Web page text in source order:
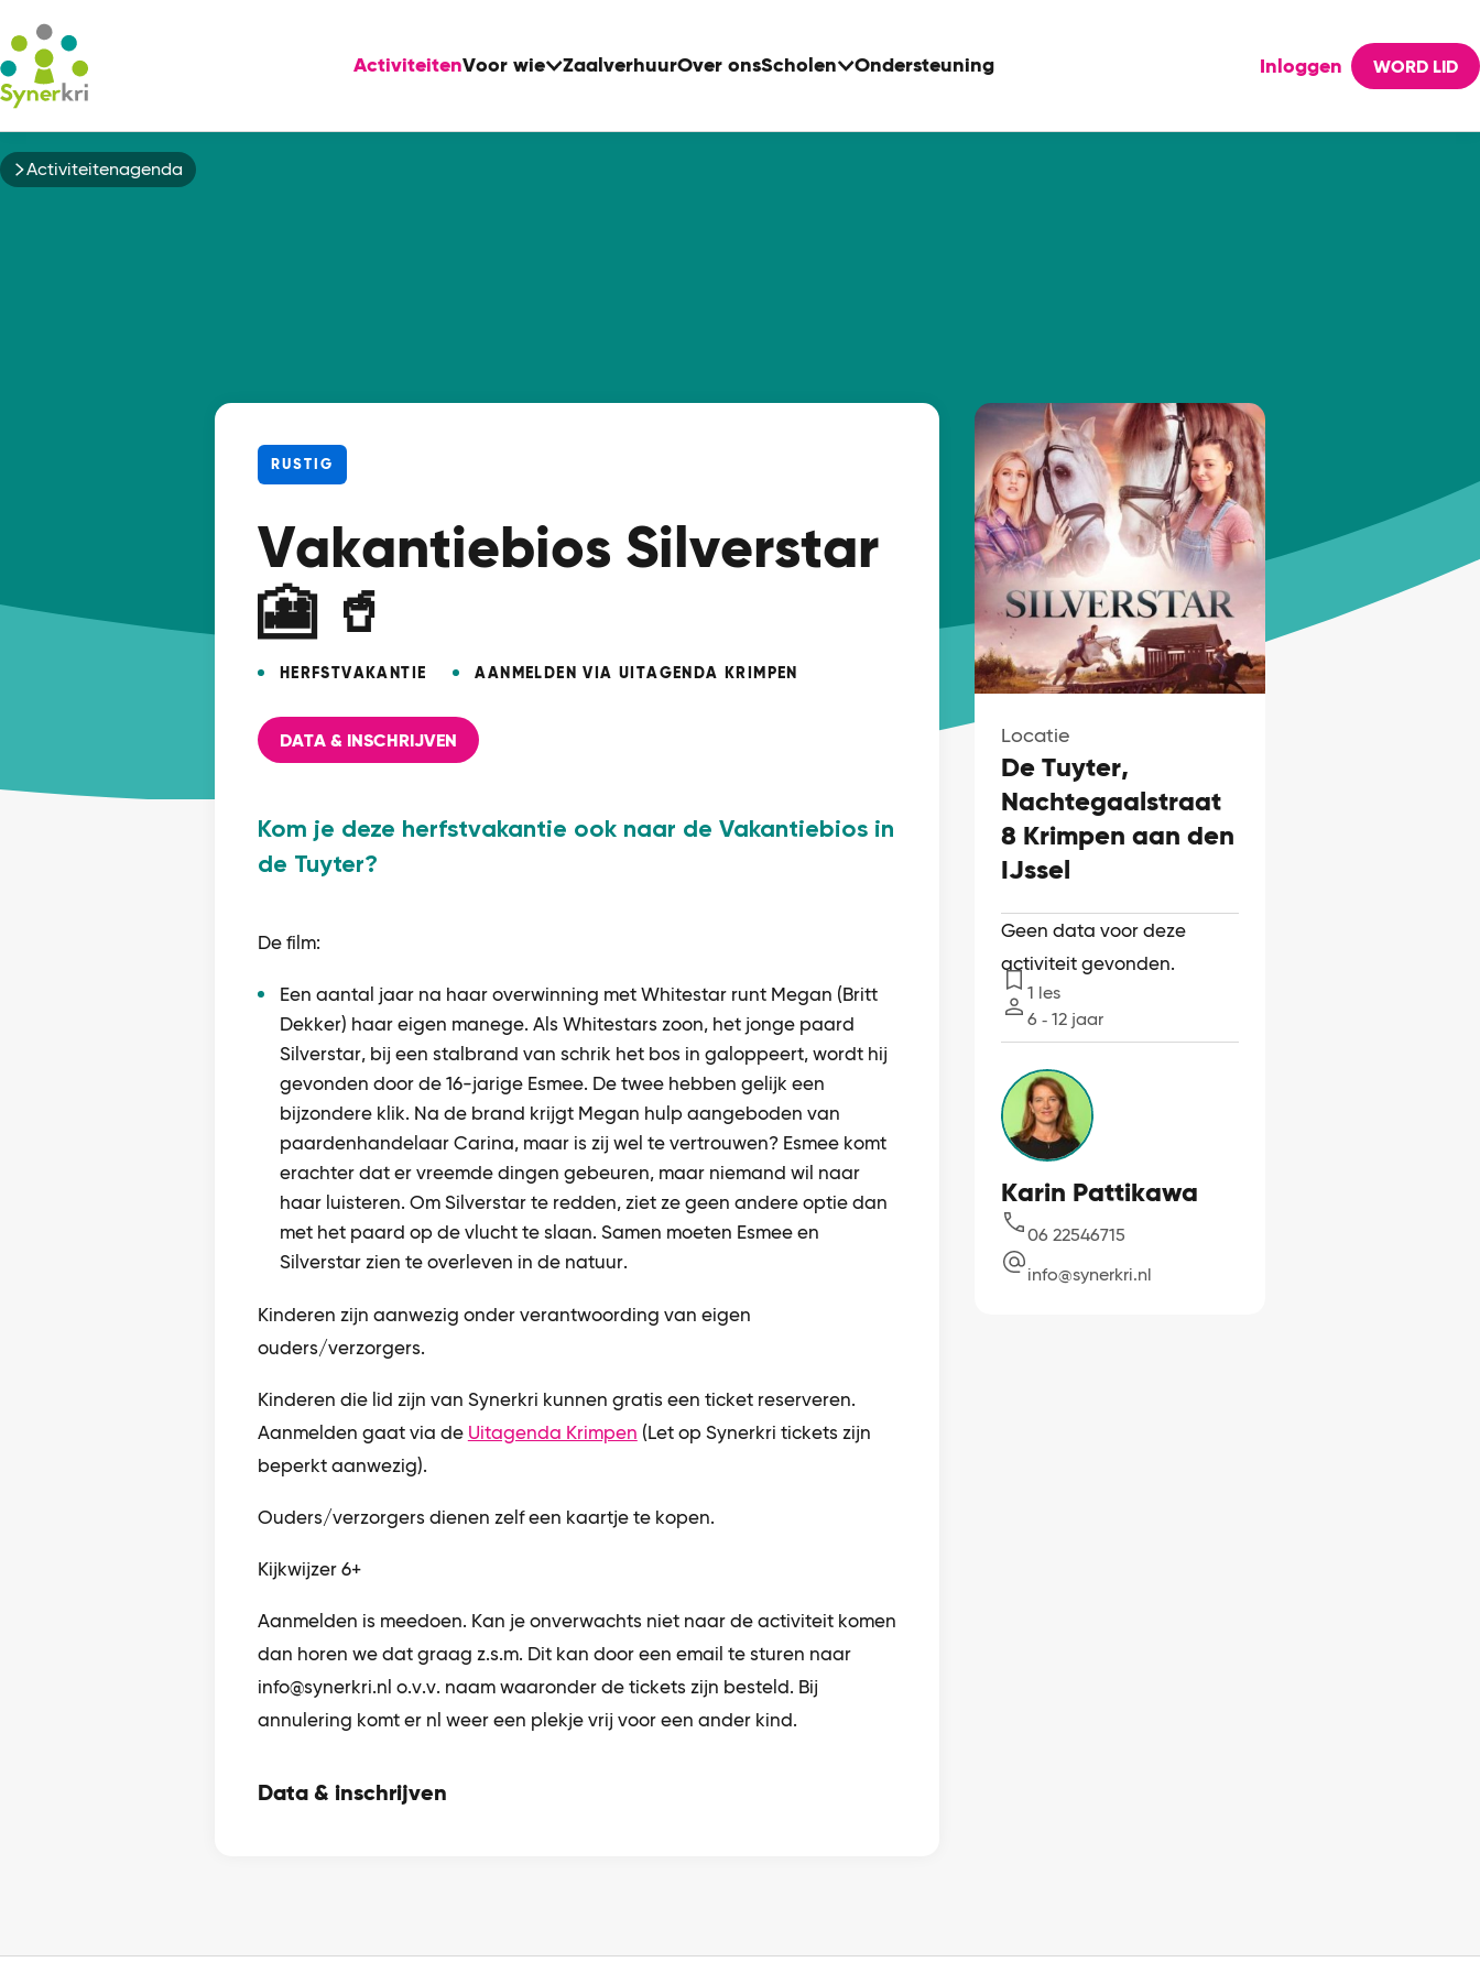
ActiviteitenVoor wie ZaalverhuurOver onsScholen Ondersteuning Inloggen WORD LID
Kruimelpad
Activiteitenagenda
RUSTIG
Vakantiebios Silverstar
🎦 🥤
HERFSTVAKANTIE AANMELDEN VIA UITAGENDA KRIMPEN
DATA & INSCHRIJVEN
Kom je deze herfstvakantie ook naar de Vakantiebios in
de Tuyter?
De film:
Een aantal jaar na haar overwinning met Whitestar runt Megan (Britt
Dekker) haar eigen manege. Als Whitestars zoon, het jonge paard
Silverstar, bij een stalbrand van schrik het bos in galoppeert, wordt hij
gevonden door de 16-jarige Esmee. De twee hebben gelijk een
bijzondere klik. Na de brand krijgt Megan hulp aangeboden van
paardenhandelaar Carina, maar is zij wel te vertrouwen? Esmee komt
erachter dat er vreemde dingen gebeuren, maar niemand wil naar
haar luisteren. Om Silverstar te redden, ziet ze geen andere optie dan
met het paard op de vlucht te slaan. Samen moeten Esmee en
Silverstar zien te overleven in de natuur.
Kinderen zijn aanwezig onder verantwoording van eigen
ouders/verzorgers.
Kinderen die lid zijn van Synerkri kunnen gratis een ticket reserveren.
Aanmelden gaat via de Uitagenda Krimpen (Let op Synerkri tickets zijn
beperkt aanwezig).
Ouders/verzorgers dienen zelf een kaartje te kopen.
Kijkwijzer 6+
Aanmelden is meedoen. Kan je onverwachts niet naar de activiteit komen
dan horen we dat graag z.s.m. Dit kan door een email te sturen naar
info@synerkri.nl o.v.v. naam waaronder de tickets zijn besteld. Bij
annulering komt er nl weer een plekje vrij voor een ander kind.
Data & inschrijven
Locatie
De Tuyter,
Nachtegaalstraat
8 Krimpen aan den
IJssel
Geen data voor deze
activiteit gevonden.
Lessen
1 les
Leeftijd
6 ‐ 12 jaar
Karin Pattikawa
06 22546715
info@synerkri.nl